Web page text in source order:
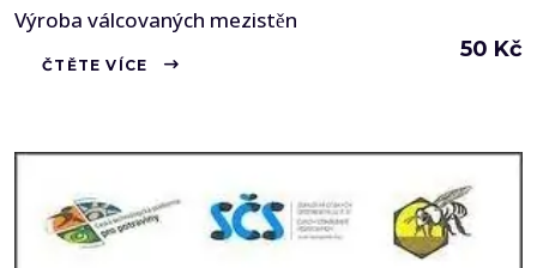
Výroba válcovaných mezistěn
50 Kč
ČTĚTE VÍCE